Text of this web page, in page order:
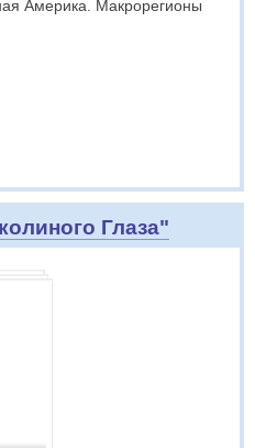
Америка. Макрорегионы
Глаза"